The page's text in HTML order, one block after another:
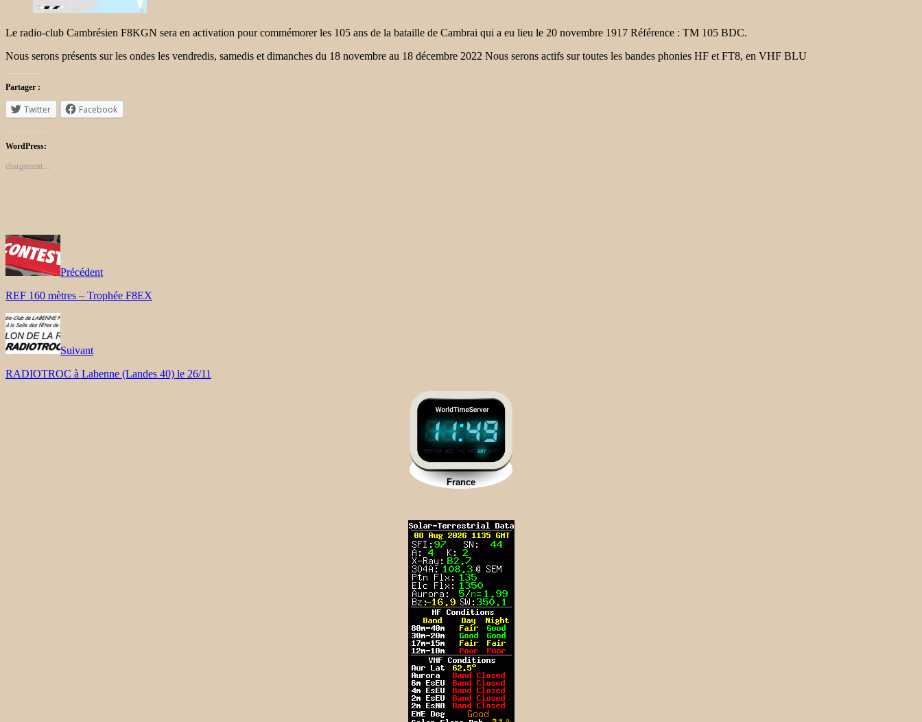
Le radio-club Cambrésien F8KGN sera en activation pour commémorer les 105 ans de la bataille de Cambrai qui a eu lieu le 20 novembre 1917 Référence : TM 105 BDC.
Nous serons présents sur les ondes les vendredis, samedis et dimanches du 18 novembre au 18 décembre 2022 Nous serons actifs sur toutes les bandes phonies HF et FT8, en VHF BLU
Partager :
Twitter Facebook
WordPress:
chargement…
Précédent
REF 160 mètres – Trophée F8EX
Suivant
RADIOTROC à Labenne (Landes 40) le 26/11